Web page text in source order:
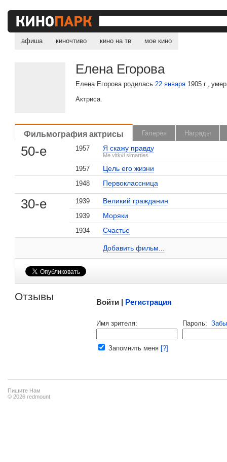
афиша киночтиво кино на тв мое кино
Елена Егорова
Елена Егорова родилась22 января 1905 г.,
Актриса.
Фильмография актрисы Галерея Награды
50-е 1957 Я скажу правду
Me vitkvi simartles
1957 Цель его жизни
1948 Первоклассница
30-е 1939 Великий гражданин
1939 Моряки
1934 Счастье
Добавить фильм...
Елена Егорова на сайте Кино-Театр.ru
Отзывы
, поделитесь своим мнением
Войти | Регистрация
Имя зрителя: Пароль:
Запомнить меня [?]
Пишите Нам
© 2026 redmount